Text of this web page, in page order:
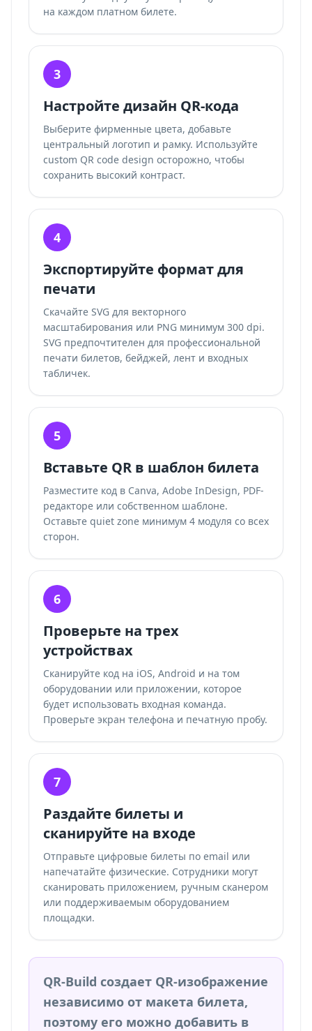
на каждом платном билете.
3
Настройте дизайн QR-кода
Выберите фирменные цвета, добавьте
центральный логотип и рамку. Используйте
custom QR code design осторожно, чтобы
сохранить высокий контраст.
4
Экспортируйте формат для
печати
Скачайте SVG для векторного
масштабирования или PNG минимум 300 dpi.
SVG предпочтителен для профессиональной
печати билетов, бейджей, лент и входных
табличек.
5
Вставьте QR в шаблон билета
Разместите код в Canva, Adobe InDesign, PDF-
редакторе или собственном шаблоне.
Оставьте quiet zone минимум 4 модуля со всех
сторон.
6
Проверьте на трех
устройствах
Сканируйте код на iOS, Android и на том
оборудовании или приложении, которое
будет использовать входная команда.
Проверьте экран телефона и печатную пробу.
7
Раздайте билеты и
сканируйте на входе
Отправьте цифровые билеты по email или
напечатайте физические. Сотрудники могут
сканировать приложением, ручным сканером
или поддерживаемым оборудованием
площадки.
QR-Build создает QR-изображение
независимо от макета билета,
поэтому его можно добавить в